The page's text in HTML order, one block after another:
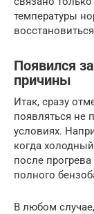
температуры
Появился
причины
Итак, сразу
появляться не
условиях.
когда
после прогрева
полного
В любом